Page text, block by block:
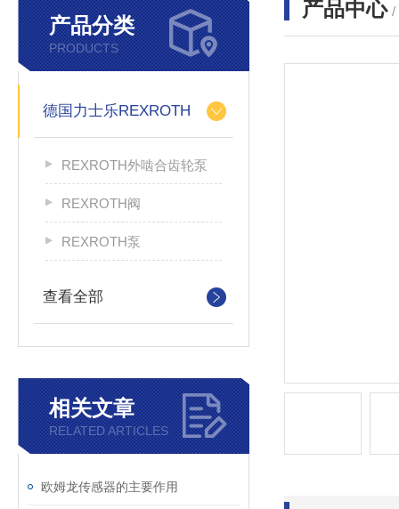
产品分类
PRODUCTS
德国力士乐REXROTH
REXROTH外啮合齿轮泵
REXROTH阀
REXROTH泵
查看全部
相关文章
RELATED ARTICLES
欧姆龙传感器的主要作用
产品中心 /